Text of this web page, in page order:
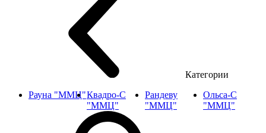
Категории
Рауна "ММЦ"Квадро-С
"ММЦ"
Рандеву
"ММЦ"
Ольса-С
"ММЦ"